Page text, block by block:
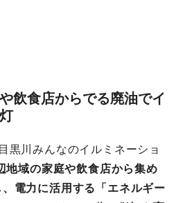
飲食店からでる廃油でイ
黒川みんなのイルミネーショ
地域の家庭や飲食店から集め
電力に活用する「エネルギー